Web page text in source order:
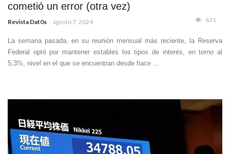
cometió un error (otra vez)
Revista Dat0s agosto 7, 2024 631
La semana pasada, en su reunión mensual más reciente, la Reserva
Federal optó por mantener estables los tipos de interés, en torno al
5,3%, nivel en el que se encuentran desde hace ...